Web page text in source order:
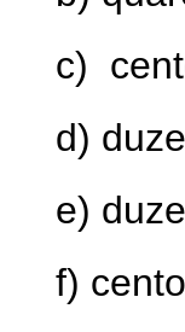
c)
d)
e)
f)